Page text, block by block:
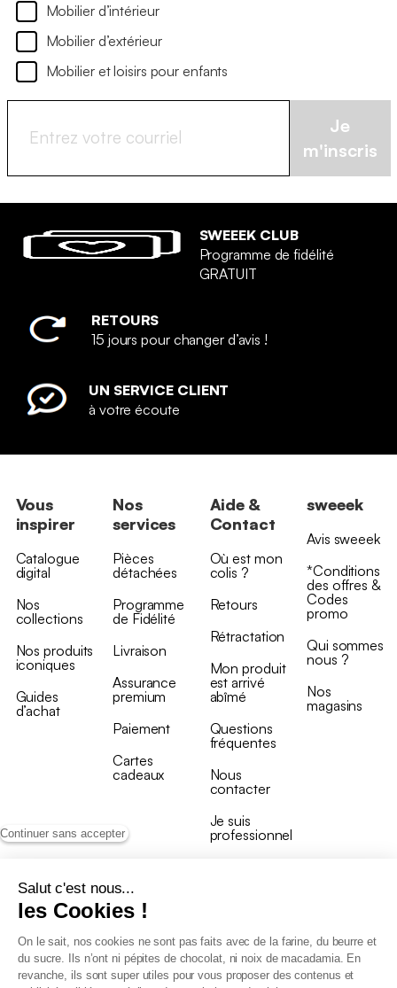
Continuer sans accepter
Salut c'est nous...
les Cookies !
On le sait, nos cookies ne sont pas faits avec de la farine, du beurre et
du sucre. Ils n’ont ni pépites de chocolat, ni noix de macadamia. En
revanche, ils sont super utiles pour vous proposer des contenus et
Mobilier d’intérieur
Mobilier d’extérieur
Mobilier et loisirs pour enfants
Je
m'inscris
SWEEEK CLUB
Programme de fidélité
GRATUIT
RETOURS
15 jours pour changer d’avis !
UN SERVICE CLIENT
à votre écoute
Vous
inspirer
Catalogue
digital
Nos
collections
Nos produits
iconiques
Guides
d’achat
Nos
services
Pièces
détachées
Programme
de Fidélité
Livraison
Assurance
premium
Paiement
Cartes
cadeaux
Aide &
Contact
Où est mon
colis ?
Retours
Rétractation
Mon produit
est arrivé
abîmé
Questions
fréquentes
Nous
contacter
Je suis
professionnel
sweeek
Avis sweeek
*Conditions
des offres &
Codes
promo
Qui sommes
nous ?
Nos
magasins
Conditions générales de vente
Conditions générales du programme de fidélité
Charte de données personnelles